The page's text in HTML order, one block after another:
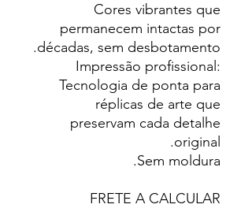
Cores vibrantes que
permanecem intactas por
décadas, sem desbotamento.
Impressão profissional:
Tecnologia de ponta para
réplicas de arte que
preservam cada detalhe
original.
Sem moldura.
FRETE A CALCULAR